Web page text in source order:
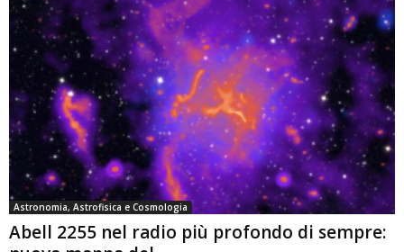
Astronomia, Astrofisica e Cosmologia
Abell 2255 nel radio più profondo di sempre: